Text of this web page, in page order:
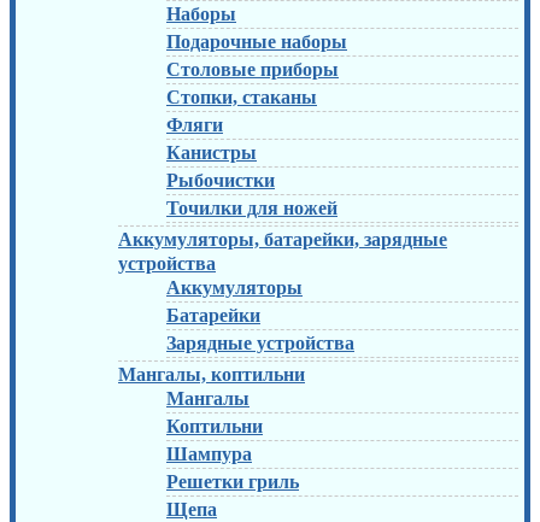
Наборы
Подарочные наборы
Столовые приборы
Стопки, стаканы
Фляги
Канистры
Рыбочистки
Точилки для ножей
Аккумуляторы, батарейки, зарядные
устройства
Аккумуляторы
Батарейки
Зарядные устройства
Мангалы, коптильни
Мангалы
Коптильни
Шампура
Решетки гриль
Щепа